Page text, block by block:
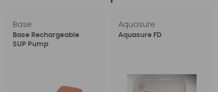
Base
Base Rechargeable
SUP Pump
Aquasure
Aquasure FD